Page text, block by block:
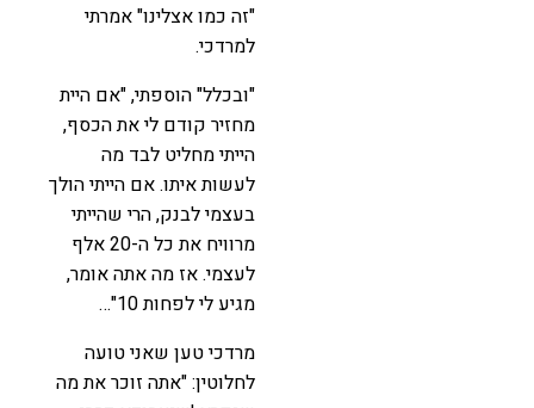
"זה כמו אצלינו" אמרתי
למרדכי.
"ובכלל" הוספתי, "אם היית
מחזיר קודם לי את הכסף,
הייתי מחליט לבד מה
לעשות איתו. אם הייתי הולך
בעצמי לבנק, הרי שהייתי
מרוויח את כל ה-20 אלף
לעצמי. אז מה אתה אומר,
מגיע לי לפחות 10"…
מרדכי טען שאני טועה
לחלוטין: "אתה זוכר את מה